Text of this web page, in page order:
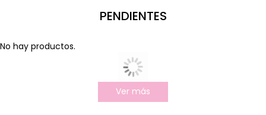
PENDIENTES
No hay productos.
Ver más